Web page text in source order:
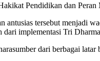
Pendidikan dan
antusias tersebut menjadi
dari implementasi Tri
dari berbagai